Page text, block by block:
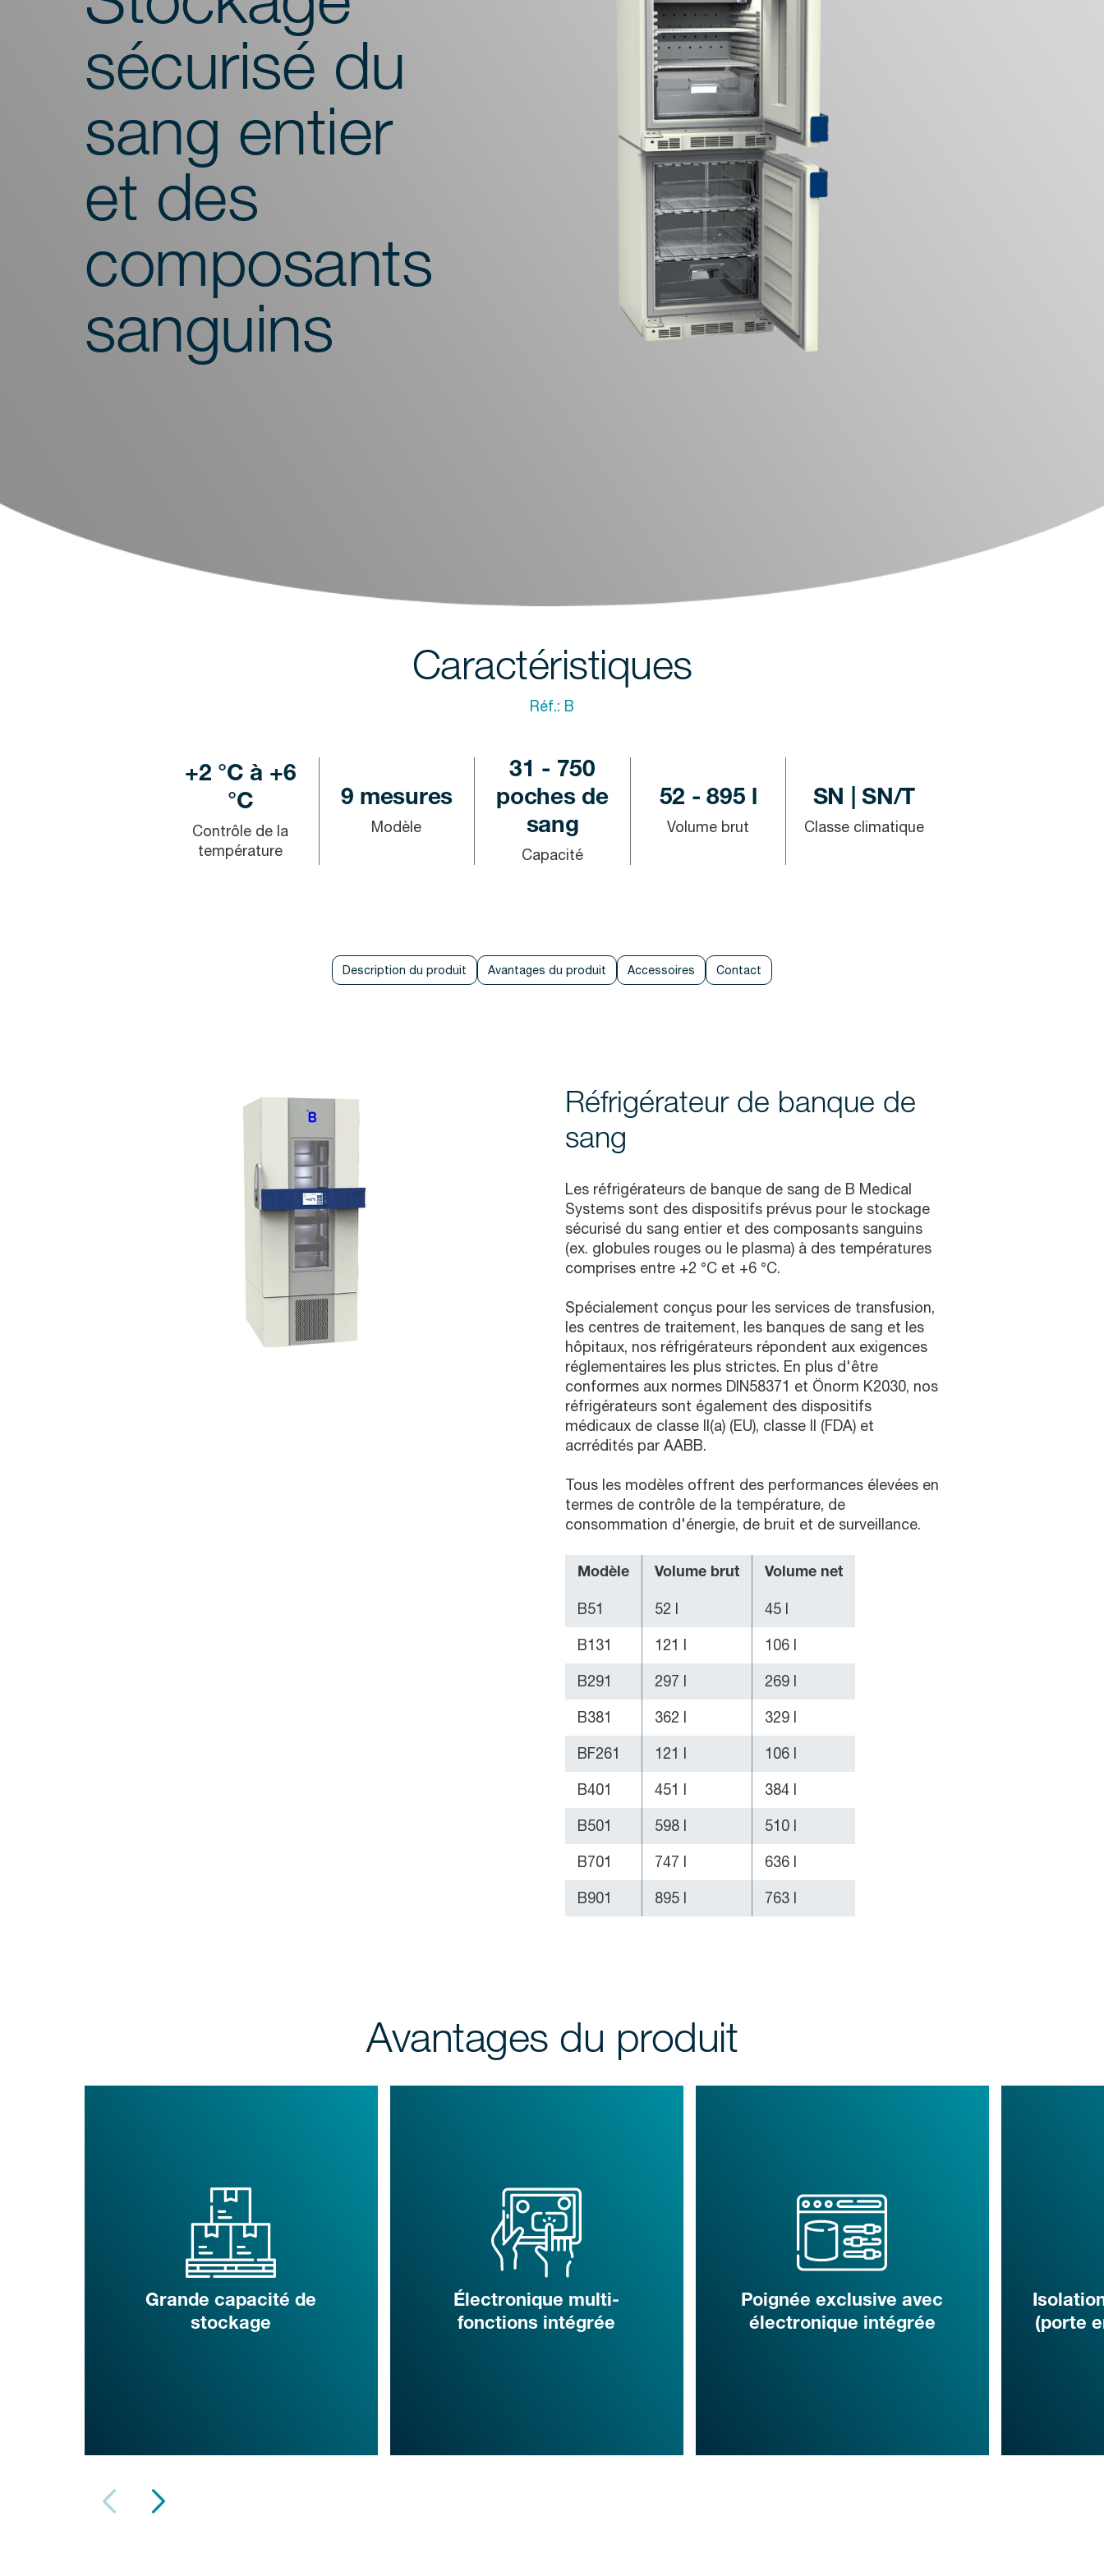
sécurisé du
sang entier
et des
composants
sanguins
Caractéristiques
Réf.: B
+2 °C à +6
°C
Contrôle de la
température
9 mesures
Modèle
31 - 750
poches de
sang
Capacité
52 - 895 l
Volume brut
SN | SN/T
Classe climatique
Description du produit Avantages du produit Accessoires Contact
Réfrigérateur de banque de
sang
Les réfrigérateurs de banque de sang de B Medical
Systems sont des dispositifs prévus pour le stockage
sécurisé du sang entier et des composants sanguins
(ex. globules rouges ou le plasma) à des températures
comprises entre +2 °C et +6 °C.
Spécialement conçus pour les services de transfusion,
les centres de traitement, les banques de sang et les
hôpitaux, nos réfrigérateurs répondent aux exigences
réglementaires les plus strictes. En plus d'être
conformes aux normes DIN58371 et Önorm K2030, nos
réfrigérateurs sont également des dispositifs
médicaux de classe II(a) (EU), classe II (FDA) et
acrrédités par AABB.
Tous les modèles offrent des performances élevées en
termes de contrôle de la température, de
consommation d'énergie, de bruit et de surveillance.
Modèle Volume brut Volume net
B51 52 l 45 l
B131 121 l 106 l
B291 297 l 269 l
B381 362 l 329 l
BF261 121 l 106 l
B401 451 l 384 l
B501 598 l 510 l
B701 747 l 636 l
B901 895 l 763 l
Avantages du produit
Grande capacité de
stockage
Électronique multi-
fonctions intégrée
Poignée exclusive avec
électronique intégrée
(porte